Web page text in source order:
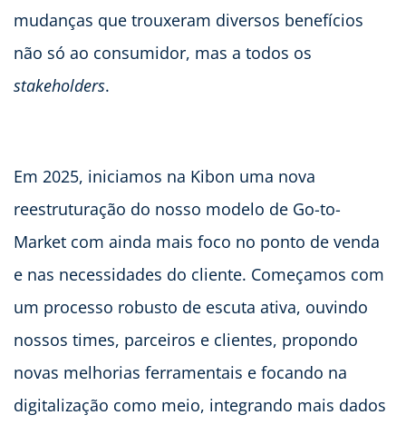
mudanças que trouxeram diversos benefícios
não só ao consumidor, mas a todos os
stakeholders.
Em 2025, iniciamos na Kibon uma nova
reestruturação do nosso modelo de Go-to-
Market com ainda mais foco no ponto de venda
e nas necessidades do cliente. Começamos com
um processo robusto de escuta ativa, ouvindo
nossos times, parceiros e clientes, propondo
novas melhorias ferramentais e focando na
digitalização como meio, integrando mais dados